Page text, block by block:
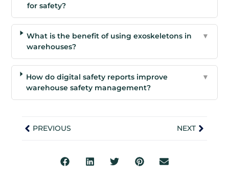
for safety?
What is the benefit of using exoskeletons in
warehouses?
▼
How do digital safety reports improve
warehouse safety management?
▼
PREVIOUS NEXT